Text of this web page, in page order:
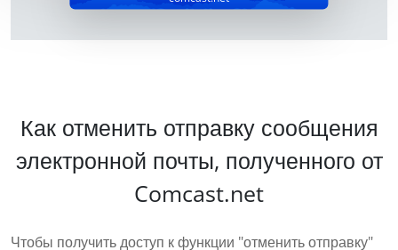
Как отменить отправку сообщения
электронной почты, полученного от
Comcast.net
Чтобы получить доступ к функции "отменить отправку"